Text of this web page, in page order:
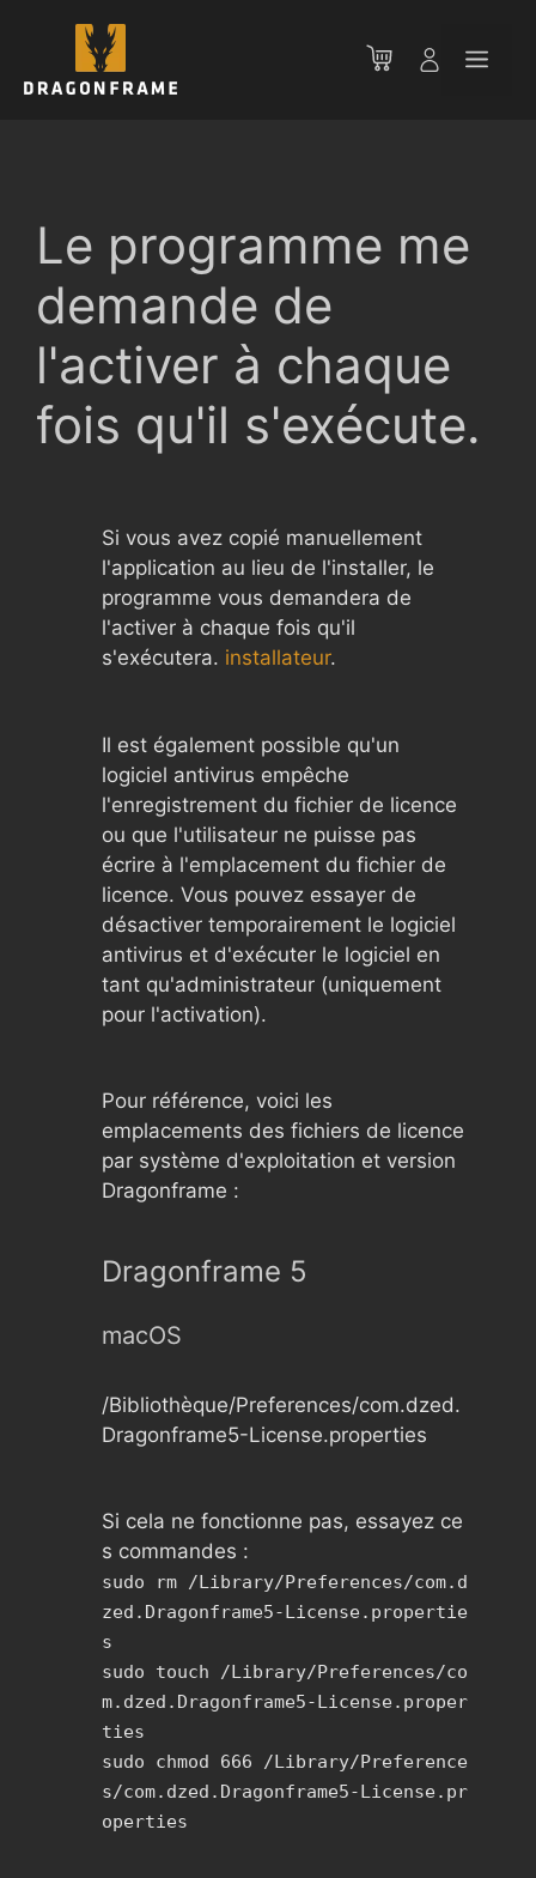
contenu
Le programme me
demande de
l'activer à chaque
fois qu'il s'exécute.
Si vous avez copié manuellement
l'application au lieu de l'installer, le
programme vous demandera de
l'activer à chaque fois qu'il
s'exécutera. installateur.
Il est également possible qu'un
logiciel antivirus empêche
l'enregistrement du fichier de licence
ou que l'utilisateur ne puisse pas
écrire à l'emplacement du fichier de
licence. Vous pouvez essayer de
désactiver temporairement le logiciel
antivirus et d'exécuter le logiciel en
tant qu'administrateur (uniquement
pour l'activation).
Pour référence, voici les
emplacements des fichiers de licence
par système d'exploitation et version
Dragonframe :
Dragonframe 5
macOS
/Bibliothèque/Preferences/com.dzed.
Dragonframe5-License.properties
Si cela ne fonctionne pas, essayez ce
s commandes :
sudo rm /Library/Preferences/com.d
zed.Dragonframe5-License.propertie
s
sudo touch /Library/Preferences/co
m.dzed.Dragonframe5-License.proper
ties
sudo chmod 666 /Library/Preference
s/com.dzed.Dragonframe5-License.pr
operties